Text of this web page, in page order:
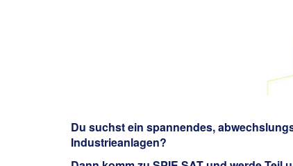
Du suchst ein spannendes,
Industrieanlagen?